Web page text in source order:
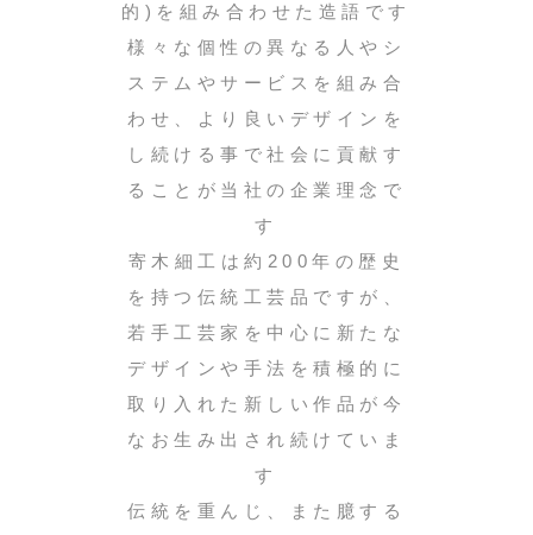
的)を組み合わせた造語です
様々な個性の異なる人やシ
ステムやサービスを組み合
わせ、より良いデザインを
し続ける事で社会に貢献す
ることが当社の企業理念で
す
寄木細工は約200年の歴史
を持つ伝統工芸品ですが、
若手工芸家を中心に新たな
デザインや手法を積極的に
取り入れた新しい作品が今
なお生み出され続けていま
す
伝統を重んじ、また臆する